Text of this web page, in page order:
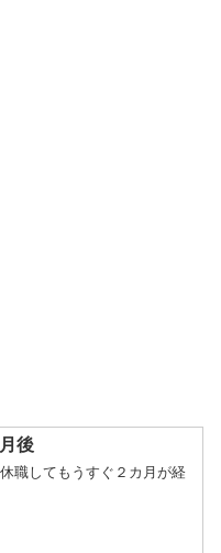
後
職してもうすぐ２カ月が経